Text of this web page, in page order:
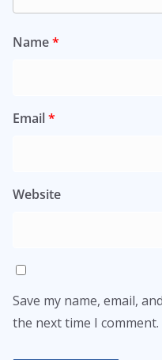
Name*
Email*
Website
Save my name, email,
the next time I comment.